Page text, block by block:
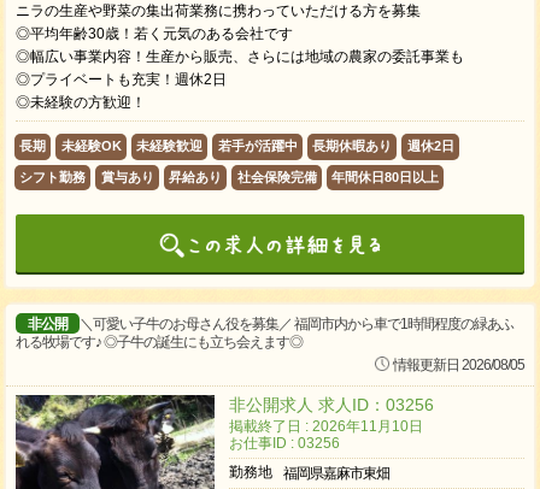
ニラの生産や野菜の集出荷業務に携わっていただける方を募集
◎平均年齢30歳！若く元気のある会社です
◎幅広い事業内容！生産から販売、さらには地域の農家の委託事業も
◎プライベートも充実！週休2日
◎未経験の方歓迎！
長期 未経験OK 未経験歓迎 若手が活躍中 長期休暇あり 週休2日
シフト勤務 賞与あり 昇給あり 社会保険完備 年間休日80日以上
非公開
＼可愛い子牛のお母さん役を募集／ 福岡市内から車で1時間程度の緑あふ
れる牧場です♪ ◎子牛の誕生にも立ち会えます◎
情報更新日 2026/08/05
非公開求人 求人ID：03256
掲載終了日 : 2026年11月10日
お仕事ID : 03256
勤務地
福岡県嘉麻市東畑